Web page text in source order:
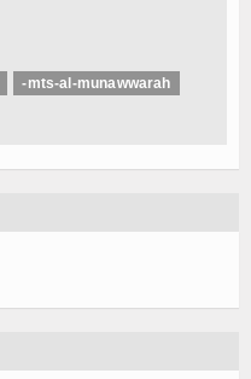
-mts-al-munawwarah